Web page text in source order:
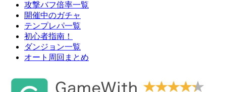
攻撃バフ倍率一覧
開催中のガチャ
テンプレパ一覧
初心者指南！
ダンジョン一覧
オート周回まとめ